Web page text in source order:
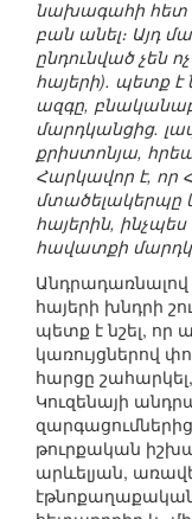
նախագահի հետ
բան անել։ Այդ
ընդունված չեն ոչ
հայերի). պետք է
ազգը,
մարդկանցից.
քրիստոնյա,
Հարկավոր է,
մտածելակերպը
հայերին,
հավատքի
Անդրադառնալով
հայերի խնդրի
պետք է նշել, որ
կառույցներով
հարցը
Կուզենայի
թուրքական
արևելյան,